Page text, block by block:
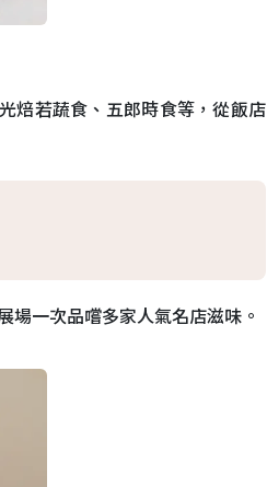
焙若蔬食、五郎時食等，從飯店
一次品嚐多家人氣名店滋味。